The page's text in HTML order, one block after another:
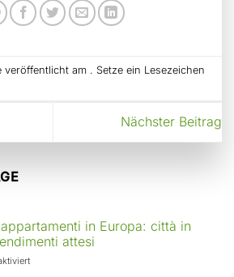
veröffentlicht am . Setze ein Lesezeichen
Nächster Beitrag
in Europa: città in
attesi
für